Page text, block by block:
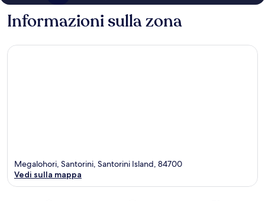
Informazioni sulla zona
Megalohori, Santorini, Santorini Island, 84700
Vedi sulla mappa